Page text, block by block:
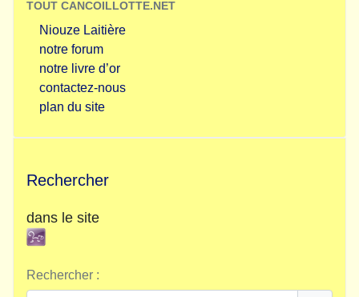
TOUT CANCOILLOTTE.NET
Niouze Laitière
notre forum
notre livre d’or
contactez-nous
plan du site
Rechercher
dans le site
Rechercher :